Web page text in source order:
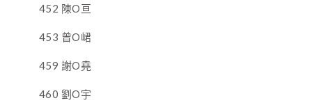
452 陳O亘
453 曾O峮
459 謝O堯
460 劉O宇